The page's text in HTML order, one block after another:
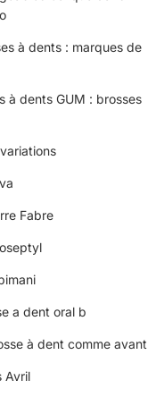
à dents : marques de
à dents GUM : brosses
Fabre
a dent oral b
à dent comme avant
Avril